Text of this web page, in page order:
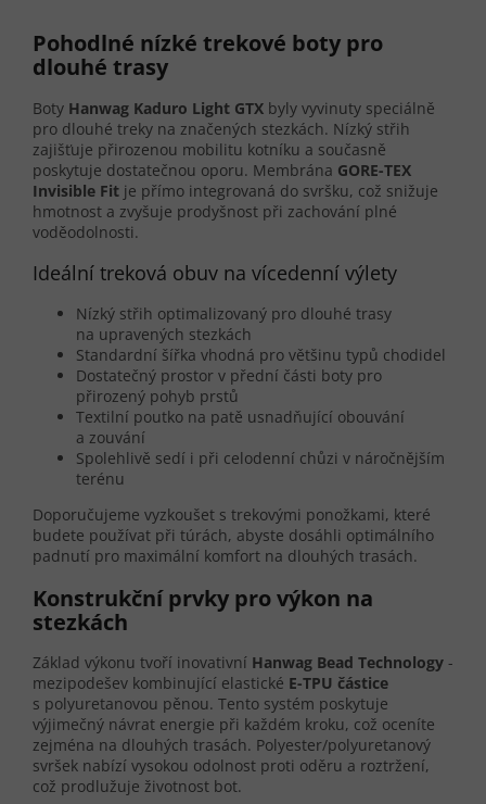
Pohodlné nízké trekové boty pro
dlouhé trasy
Boty Hanwag Kaduro Light GTX byly vyvinuty speciálně
pro dlouhé treky na značených stezkách. Nízký střih
zajišťuje přirozenou mobilitu kotníku a současně
poskytuje dostatečnou oporu. Membrána GORE-TEX
Invisible Fit je přímo integrovaná do svršku, což snižuje
hmotnost a zvyšuje prodyšnost při zachování plné
voděodolnosti.
Ideální treková obuv na vícedenní výlety
Nízký střih optimalizovaný pro dlouhé trasy
na upravených stezkách
Standardní šířka vhodná pro většinu typů chodidel
Dostatečný prostor v přední části boty pro
přirozený pohyb prstů
Textilní poutko na patě usnadňující obouvání
a zouvání
Spolehlivě sedí i při celodenní chůzi v náročnějším
terénu
Doporučujeme vyzkoušet s trekovými ponožkami, které
budete používat při túrách, abyste dosáhli optimálního
padnutí pro maximální komfort na dlouhých trasách.
Konstrukční prvky pro výkon na
stezkách
Základ výkonu tvoří inovativní Hanwag Bead Technology -
mezipodešev kombinující elastické E-TPU částice
s polyuretanovou pěnou. Tento systém poskytuje
výjimečný návrat energie při každém kroku, což oceníte
zejména na dlouhých trasách. Polyester/polyuretanový
svršek nabízí vysokou odolnost proti oděru a roztržení,
což prodlužuje životnost bot.